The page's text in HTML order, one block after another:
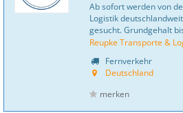
Ab sofort werden von
Logistik
gesucht. Grundgehalt
Reupke Transporte &
Fernverkehr
Deutschland
merken